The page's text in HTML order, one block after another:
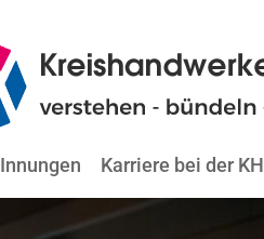
Innungen Karriere bei der KH